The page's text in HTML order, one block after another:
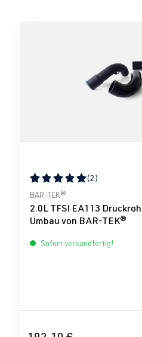
Durchschnittliche
(2)
BAR-TEK®
2.0L TFSI EA113
Umbau von BAR-TEK®
Sofort versandfertig!